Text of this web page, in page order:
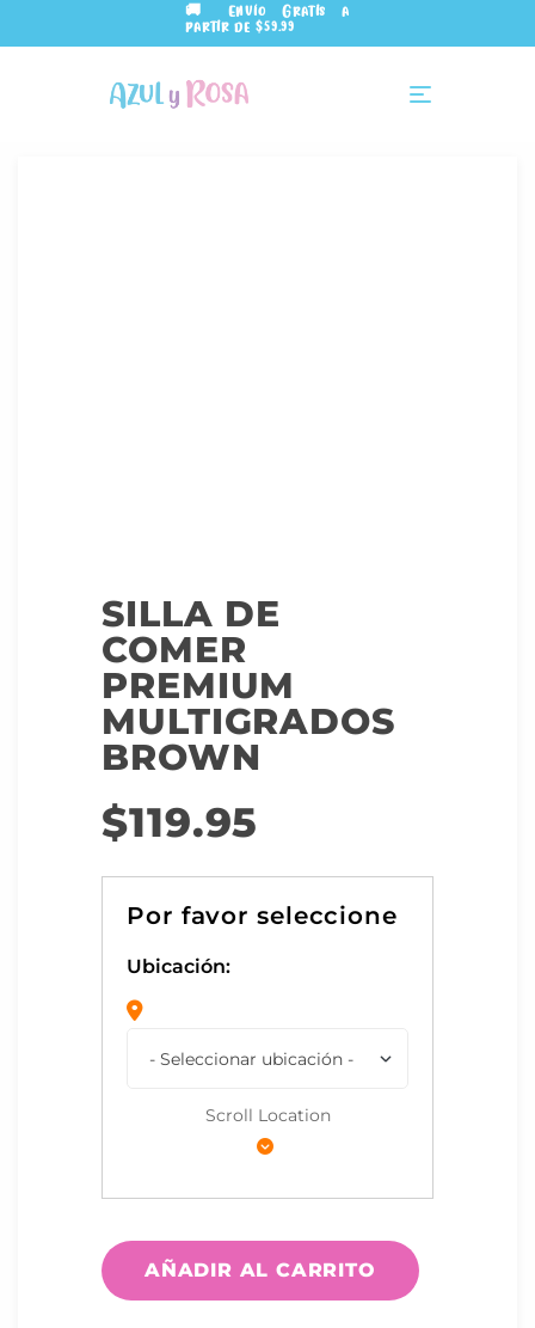
🚚 Envío Gratis a
partir de $59.99
SILLA DE
COMER
PREMIUM
MULTIGRADOS
BROWN
$119.95
Ubicación:
Scroll Location
AÑADIR AL CARRITO